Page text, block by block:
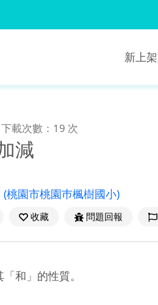
新上
下載次數：19 次
減
(桃園市桃園巿楓樹國小)
收藏 問題回報